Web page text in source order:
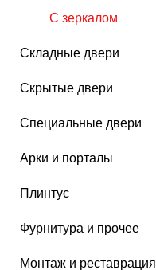
С зеркалом
Складные двери
Скрытые двери
Специальные двери
Арки и порталы
Плинтус
Фурнитура и прочее
Монтаж и реставрация